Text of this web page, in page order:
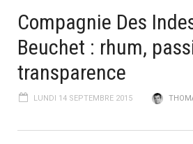
Compagnie Des
Beuchet : rhum,
transparence
LUNDI 14 SEPTEMBRE 2015